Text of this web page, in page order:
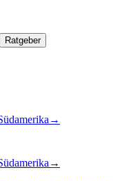
Ratgeber
→
→